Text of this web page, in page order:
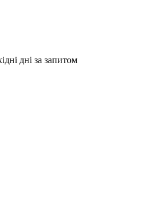
дні за запитом